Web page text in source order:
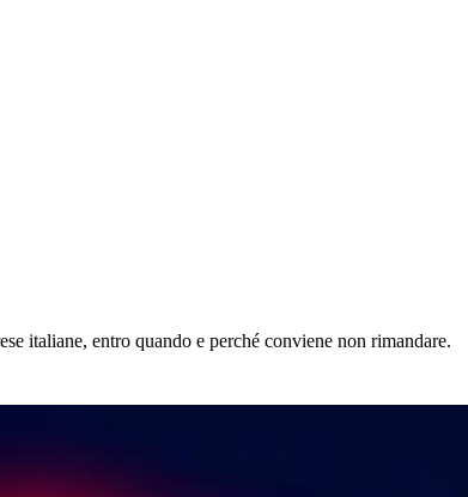
italiane, entro quando e perché conviene non rimandare.